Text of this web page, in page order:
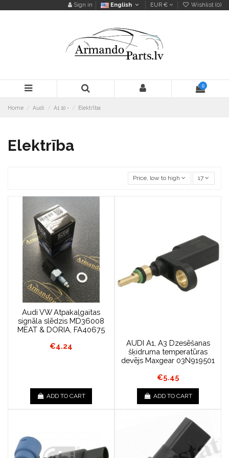
Sign in English EUR € Wishlist (0)
0
Home Audi A1 10 - Elektrība
Elektrība
Price, low to high 17
Audi VW Atpakaļgaitas
signāla slēdzis MD36008
MEAT & DORIA, FA40675
€4.24
ADD TO CART
AUDI A1, A3 Dzesēšanas
šķidruma temperatūras
devējs Maxgear 03N919501
€5.45
ADD TO CART